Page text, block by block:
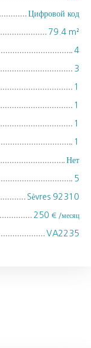
Цифровой код
79.4 m²
4
3
1
1
1
1
Нет
5
Sèvres 92310
250 € /месяц
VA2235